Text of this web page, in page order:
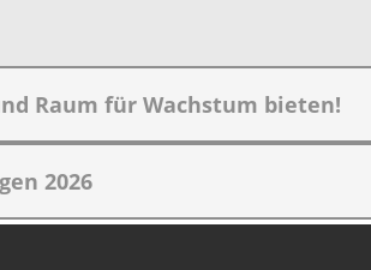
Raum für Wachstum bieten!
2026